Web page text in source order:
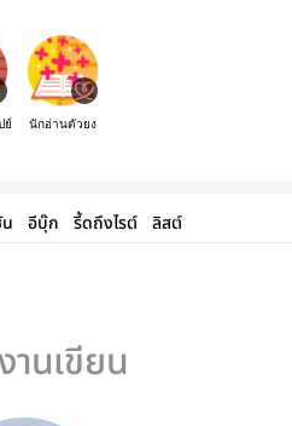
ย์ นักอ่านตัวยง
อีบุ๊ก รี้ดถึงไรต์ ลิสต์
นเขียน